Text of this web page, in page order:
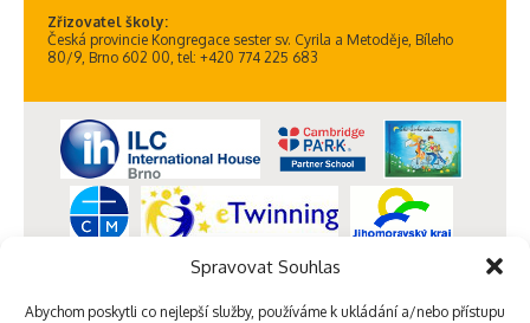
Spravovat Souhlas
Abychom poskytli co nejlepší služby, používáme k ukládání a/nebo přístupu
Zřizovatel školy:
Česká provincie Kongregace sester sv. Cyrila a Metoděje, Bíleho
80/9, Brno 602 00, tel: +420 774 225 683